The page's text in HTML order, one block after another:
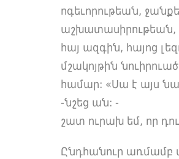
ոգեւորութեան,
աշխատասիրութեան,
հայ ազգին, հայոց
մշակոյթին նուիրուած
համար: «Սա է այս
-նշեց ան: -
շատ ուրախ եմ, որ
Ընդհանուր առմամբ